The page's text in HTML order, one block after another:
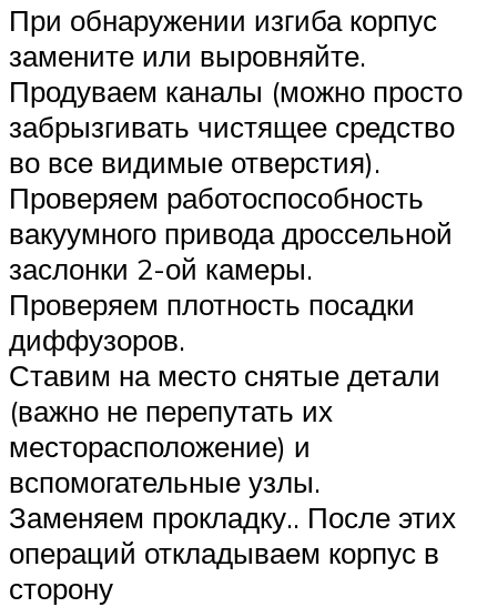
При обнаружении изгиба корпус
замените или выровняйте.
Продуваем каналы (можно просто
забрызгивать чистящее средство
во все видимые отверстия).
Проверяем работоспособность
вакуумного привода дроссельной
заслонки 2-ой камеры.
Проверяем плотность посадки
диффузоров.
Ставим на место снятые детали
(важно не перепутать их
месторасположение) и
вспомогательные узлы.
Заменяем прокладку.. После этих
операций откладываем корпус в
сторону